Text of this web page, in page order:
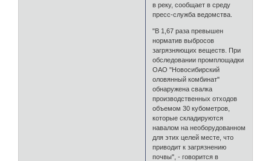
в реку, сообщает в среду
пресс-служба ведомства.
"В 1,67 раза превышен
норматив выбросов
загрязняющих веществ. При
обследовании промплощадки
ОАО "Новосибирский
оловянный комбинат"
обнаружена свалка
производственных отходов
объемом 30 кубометров,
которые складируются
навалом на необорудованном
для этих целей месте, что
приводит к загрязнению
почвы", - говорится в